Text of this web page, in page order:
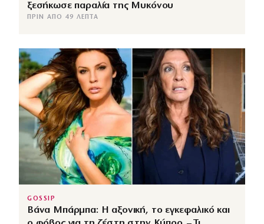
ξεσήκωσε παραλία της Μυκόνου
ΠΡΙΝ ΑΠΌ 49 ΛΕΠΤΆ
GOSSIP
Βάνα Μπάρμπα: Η αξονική, το εγκεφαλικό και